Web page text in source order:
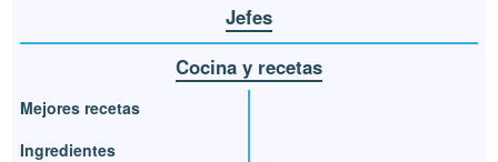
Jefes
Cocina y recetas
Mejores recetas
Ingredientes